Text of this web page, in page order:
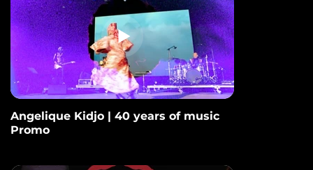
Angelique Kidjo | 40 years of music
Promo